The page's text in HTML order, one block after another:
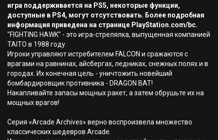
игра поддерживается на PS5, некоторые функции,
доступные в PS4, могут отсутствовать. Более подробная
информация приведена на странице PlayStation.com/bc.
"FIGHTING HAWK" - это игра-стрелялка, выпущенная компанией
TAITO в 1988 году.
Игроки управляют истребителем FALCON и сражаются с
врагами на равнинах, айсбергах, ледниках, снежных полях и в
городах. Их конечная цель - уничтожить новейший
бомбардировщик противника - DRAGON BAT!
Накапливайте запасы мощных ракет, а затем обрушьте их на
мощных врагов!
Серия «Arcade Archives» верно воспроизвела множество
классических шедевров Arcade.